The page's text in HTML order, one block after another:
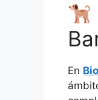
En